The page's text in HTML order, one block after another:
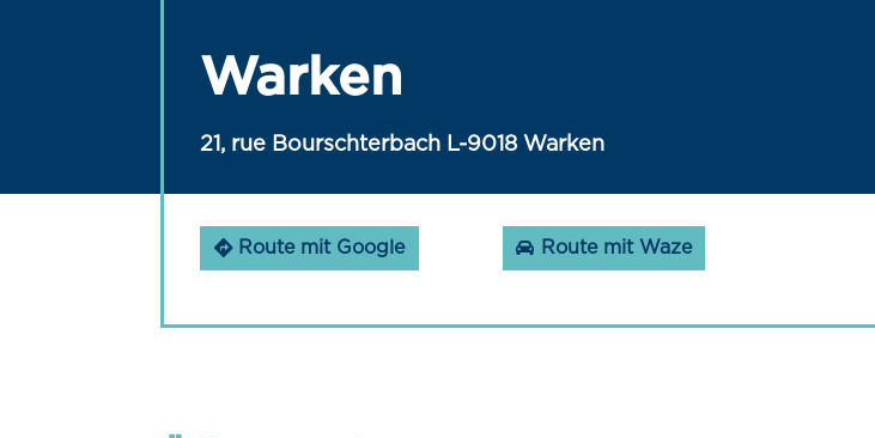
Warken
21, rue Bourschterbach L-9018 Warken
Route mit Google Route mit Waze